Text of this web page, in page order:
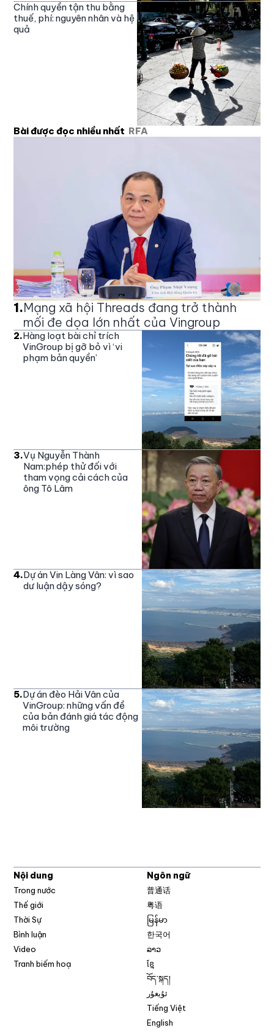
Chính quyền tận thu bằng
thuế, phí: nguyên nhân và hệ
quả
Bài được đọc nhiều nhất RFA
1.Mạng xã hội Threads đang trở thành
mối đe dọa lớn nhất của Vingroup
2.Hàng loạt bài chỉ trích
VinGroup bị gỡ bỏ vì ‘vi
phạm bản quyền’
3.Vụ Nguyễn Thành
Nam:phép thử đối với
tham vọng cải cách của
ông Tô Lâm
4.Dự án Vin Làng Vân: vì sao
dư luận dậy sóng?
5.Dự án đèo Hải Vân của
VinGroup: những vấn đề
của bản đánh giá tác động
môi trường
Nội dung
Trong nước
Thế giới
Thời Sự
Bình luận
Video
Tranh biếm hoạ
Ngôn ngữ
普通话
粤语
မြန်မာ
한국어
ລາວ
ខ្មែ
བོད་སྐད།
ئۇيغۇر
Tiếng Việt
English